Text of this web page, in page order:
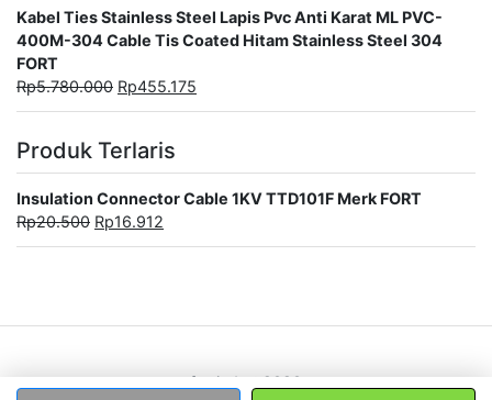
Kabel Ties Stainless Steel Lapis Pvc Anti Karat ML PVC-
400M-304 Cable Tis Coated Hitam Stainless Steel 304
FORT
Rp5.780.000 Rp455.175
Produk Terlaris
Insulation Connector Cable 1KV TTD101F Merk FORT
Rp20.500 Rp16.912
fortindo@2020